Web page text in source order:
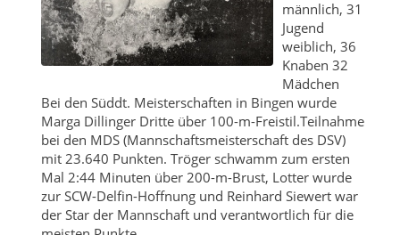
männlich, 31
Jugend
weiblich, 36
Knaben 32
Mädchen
Bei den Süddt. Meisterschaften in Bingen wurde
Marga Dillinger Dritte über 100-m-Freistil.Teilnahme
bei den MDS (Mannschaftsmeisterschaft des DSV)
mit 23.640 Punkten. Tröger schwamm zum ersten
Mal 2:44 Minuten über 200-m-Brust, Lotter wurde
zur SCW-Delfin-Hoffnung und Reinhard Siewert war
der Star der Mannschaft und verantwortlich für die